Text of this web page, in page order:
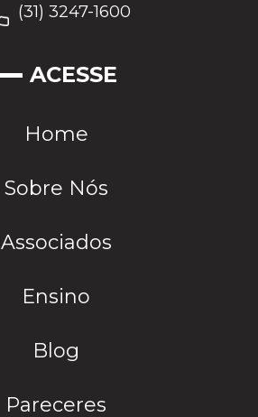
(31) 3247-1600
ACESSE
Home
Sobre Nós
Associados
Ensino
Blog
Pareceres